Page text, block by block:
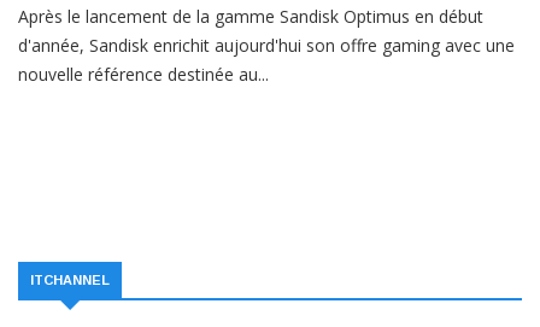
Après le lancement de la gamme Sandisk Optimus en début
d'année, Sandisk enrichit aujourd'hui son offre gaming avec une
nouvelle référence destinée au...
ITCHANNEL